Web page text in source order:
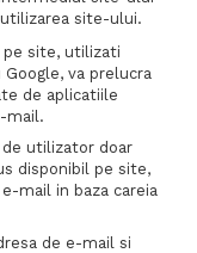
site-ului.
pe site, utilizati
va prelucra
de aplicatiile
mail.
de utilizator doar
disponibil pe site,
mail in baza careia
de e-mail si